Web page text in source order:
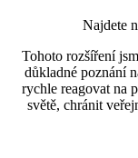
Najdete
Tohoto rozšíření
důkladné poznání
rychle reagovat na
světě, chránit